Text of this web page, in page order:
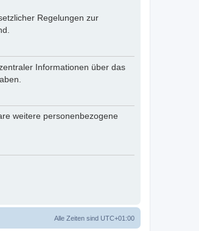
Regelungen zur
Informationen über das
weitere personenbezogene
Alle Zeiten sind UTC+01:00